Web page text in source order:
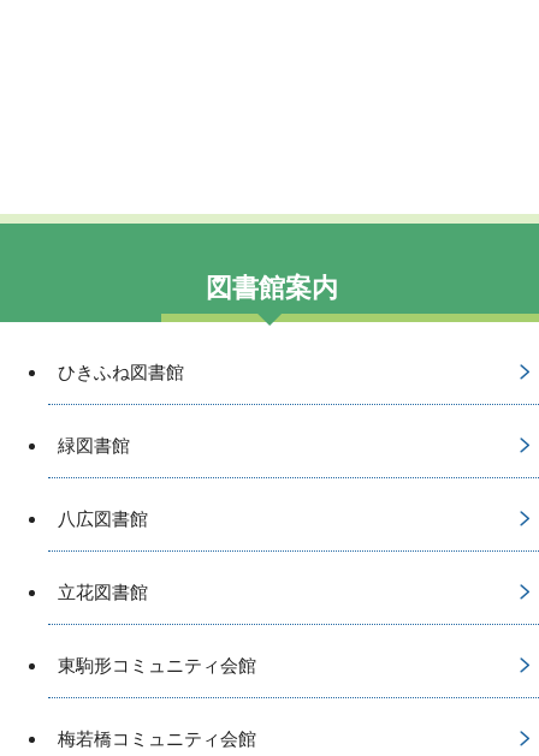
図書館案内
ひきふね図書館
緑図書館
八広図書館
立花図書館
東駒形コミュニティ会館
梅若橋コミュニティ会館